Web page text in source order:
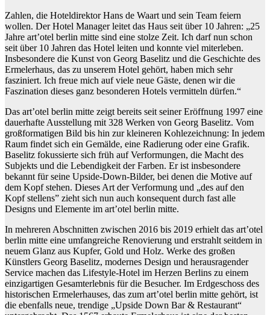
Zahlen, die Hoteldirektor Hans de Waart und sein Team feiern
wollen. Der Hotel Manager leitet das Haus seit über 10 Jahren: „25
Jahre art’otel berlin mitte sind eine stolze Zeit. Ich darf nun schon
seit über 10 Jahren das Hotel leiten und konnte viel miterleben.
Insbesondere die Kunst von Georg Baselitz und die Geschichte des
Ermelerhaus, das zu unserem Hotel gehört, haben mich sehr
fasziniert. Ich freue mich auf viele neue Gäste, denen wir die
Faszination dieses ganz besonderen Hotels vermitteln dürfen.“
Das art’otel berlin mitte zeigt bereits seit seiner Eröffnung 1997 eine
dauerhafte Ausstellung mit 328 Werken von Georg Baselitz. Vom
großformatigen Bild bis hin zur kleineren Kohlezeichnung: In jedem
Raum findet sich ein Gemälde, eine Radierung oder eine Grafik.
Baselitz fokussierte sich früh auf Verformungen, die Macht des
Subjekts und die Lebendigkeit der Farben. Er ist insbesondere
bekannt für seine Upside-Down-Bilder, bei denen die Motive auf
dem Kopf stehen. Dieses Art der Verformung und „des auf den
Kopf stellens” zieht sich nun auch konsequent durch fast alle
Designs und Elemente im art’otel berlin mitte.
In mehreren Abschnitten zwischen 2016 bis 2019 erhielt das art’otel
berlin mitte eine umfangreiche Renovierung und erstrahlt seitdem in
neuem Glanz aus Kupfer, Gold und Holz. Werke des großen
Künstlers Georg Baselitz, modernes Design und herausragender
Service machen das Lifestyle-Hotel im Herzen Berlins zu einem
einzigartigen Gesamterlebnis für die Besucher. Im Erdgeschoss des
historischen Ermelerhauses, das zum art’otel berlin mitte gehört, ist
die ebenfalls neue, trendige „Upside Down Bar & Restaurant“